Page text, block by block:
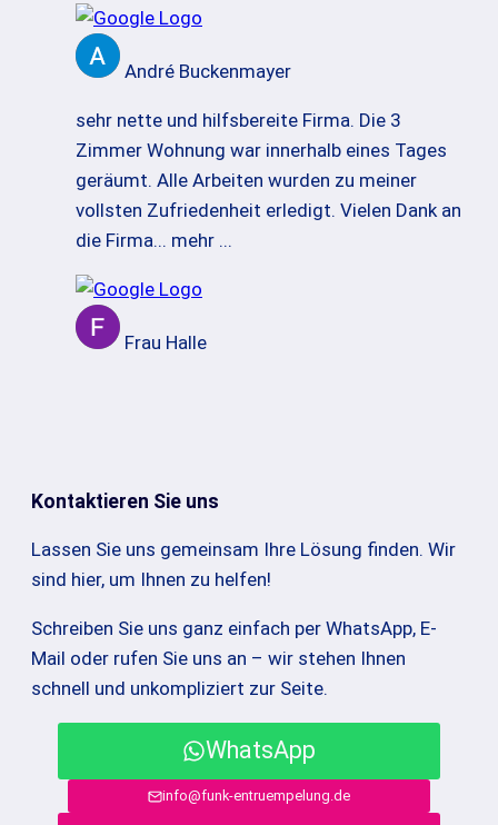
André Buckenmayer
sehr nette und hilfsbereite Firma. Die 3
Zimmer Wohnung war innerhalb eines Tages
geräumt. Alle Arbeiten wurden zu meiner
vollsten Zufriedenheit erledigt. Vielen Dank an
die Firma... mehr ...
Frau Halle
Kontaktieren Sie uns
Lassen Sie uns gemeinsam Ihre Lösung finden. Wir
sind hier, um Ihnen zu helfen!
Schreiben Sie uns ganz einfach per WhatsApp, E-
Mail oder rufen Sie uns an – wir stehen Ihnen
schnell und unkompliziert zur Seite.
WhatsApp
info@funk-entruempelung.de